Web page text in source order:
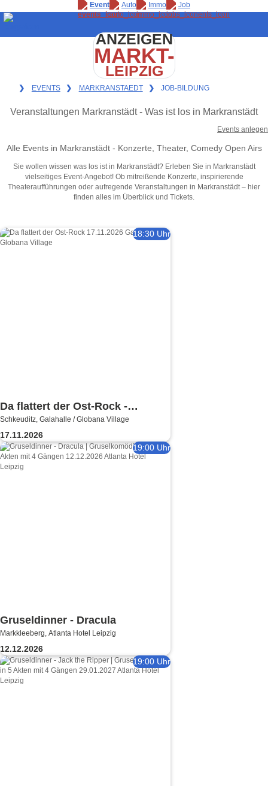
Event Auto Immo Job
ANZEIGEN
MARKT-
LEIPZIG
❯ EVENTS ❯ MARKRANSTAEDT ❯ JOB-BILDUNG
Veranstaltungen Markranstädt - Was ist los in Markranstädt
Events anlegen
Alle Events in Markranstädt - Konzerte, Theater, Comedy Open Airs
Sie wollen wissen was los ist in Markranstädt? Erleben Sie in Markranstädt
vielseitiges Event-Angebot! Ob mitreißende Konzerte, inspirierende
Theateraufführungen oder aufregende Veranstaltungen in Markranstädt – hier
finden alles im Überblick und Tickets.
18:30 Uhr
Da flattert der Ost-Rock -
H.Blank, A. Geißler, R. Köbernick
Schkeuditz, Galahalle / Globana Village
17.11.2026
19:00 Uhr
Gruseldinner - Dracula
Markkleeberg, Atlanta Hotel Leipzig
12.12.2026
19:00 Uhr